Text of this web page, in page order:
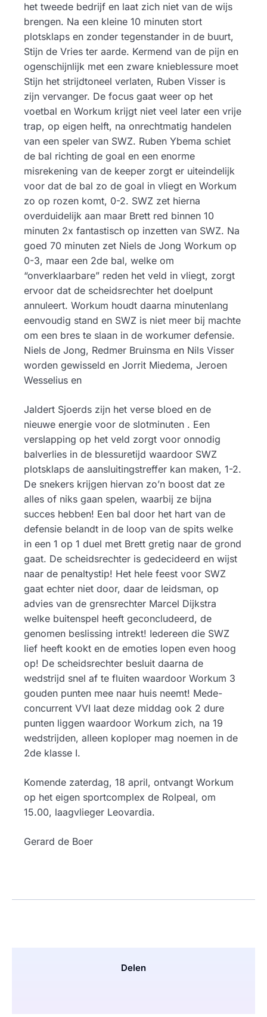
het tweede bedrijf en laat zich niet van de wijs
brengen. Na een kleine 10 minuten stort
plotsklaps en zonder tegenstander in de buurt,
Stijn de Vries ter aarde. Kermend van de pijn en
ogenschijnlijk met een zware knieblessure moet
Stijn het strijdtoneel verlaten, Ruben Visser is
zijn vervanger. De focus gaat weer op het
voetbal en Workum krijgt niet veel later een vrije
trap, op eigen helft, na onrechtmatig handelen
van een speler van SWZ. Ruben Ybema schiet
de bal richting de goal en een enorme
misrekening van de keeper zorgt er uiteindelijk
voor dat de bal zo de goal in vliegt en Workum
zo op rozen komt, 0-2. SWZ zet hierna
overduidelijk aan maar Brett red binnen 10
minuten 2x fantastisch op inzetten van SWZ. Na
goed 70 minuten zet Niels de Jong Workum op
0-3, maar een 2de bal, welke om
“onverklaarbare” reden het veld in vliegt, zorgt
ervoor dat de scheidsrechter het doelpunt
annuleert. Workum houdt daarna minutenlang
eenvoudig stand en SWZ is niet meer bij machte
om een bres te slaan in de workumer defensie.
Niels de Jong, Redmer Bruinsma en Nils Visser
worden gewisseld en Jorrit Miedema, Jeroen
Wesselius en
Jaldert Sjoerds zijn het verse bloed en de
nieuwe energie voor de slotminuten . Een
verslapping op het veld zorgt voor onnodig
balverlies in de blessuretijd waardoor SWZ
plotsklaps de aansluitingstreffer kan maken, 1-2.
De snekers krijgen hiervan zo’n boost dat ze
alles of niks gaan spelen, waarbij ze bijna
succes hebben! Een bal door het hart van de
defensie belandt in de loop van de spits welke
in een 1 op 1 duel met Brett gretig naar de grond
gaat. De scheidsrechter is gedecideerd en wijst
naar de penaltystip! Het hele feest voor SWZ
gaat echter niet door, daar de leidsman, op
advies van de grensrechter Marcel Dijkstra
welke buitenspel heeft geconcludeerd, de
genomen beslissing intrekt! Iedereen die SWZ
lief heeft kookt en de emoties lopen even hoog
op! De scheidsrechter besluit daarna de
wedstrijd snel af te fluiten waardoor Workum 3
gouden punten mee naar huis neemt! Mede-
concurrent VVI laat deze middag ook 2 dure
punten liggen waardoor Workum zich, na 19
wedstrijden, alleen koploper mag noemen in de
2de klasse I.
Komende zaterdag, 18 april, ontvangt Workum
op het eigen sportcomplex de Rolpeal, om
15.00, laagvlieger Leovardia.
Gerard de Boer
Delen